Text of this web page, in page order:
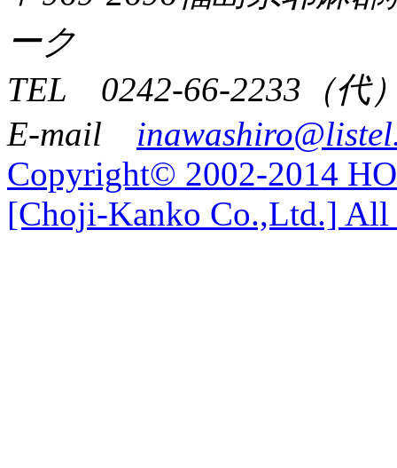
ーク
TEL 0242-66-2233
E-mail
Copyright© 2002-2014
[Choji-Kanko Co.,Ltd.] All